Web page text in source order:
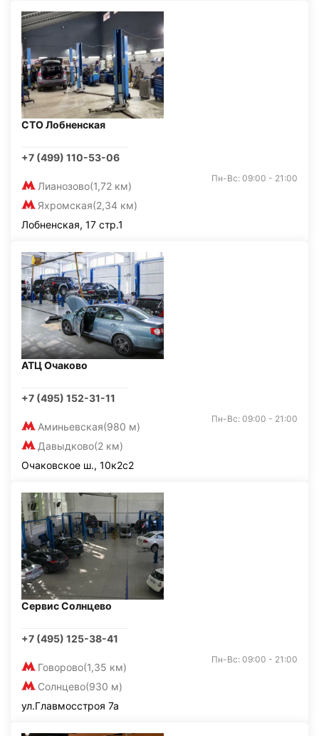
СТО Лобненская
+7 (499) 110-53-06
Лианозово(1,72 км)
Яхромская(2,34 км)
Пн-Вс: 09:00 - 21:00
Лобненская, 17 стр.1
АТЦ Очаково
+7 (495) 152-31-11
Аминьевская(980 м)
Давыдково(2 км)
Пн-Вс: 09:00 - 21:00
Очаковское ш., 10к2с2
Сервис Солнцево
+7 (495) 125-38-41
Говорово(1,35 км)
Солнцево(930 м)
Пн-Вс: 09:00 - 21:00
ул.Главмосстроя 7а